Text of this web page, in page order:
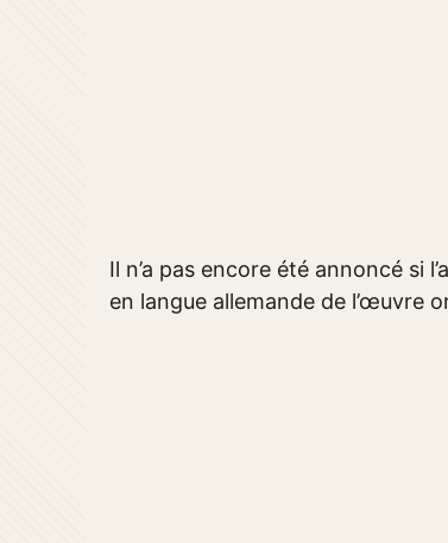
Il n’a pas encore été annoncé si
en langue allemande de l’œuvre